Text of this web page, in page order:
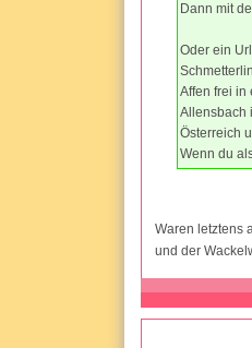
Dann mit
Oder ein
Affen frei in
Allensbach
Österreich
Wenn du
Waren letztens
und der